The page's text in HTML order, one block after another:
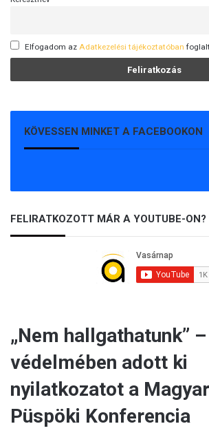
Elfogadom az Adatkezelési tájékoztatóban
KÖVESSEN MINKET A FACEBOOKON
FELIRATKOZOTT MÁR A YOUTUBE-ON?